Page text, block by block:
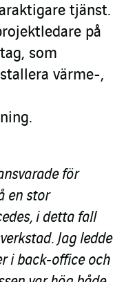
tjänst.
på
som
värme-,
för
en stor
i detta fall
Jag ledde
i back-office och